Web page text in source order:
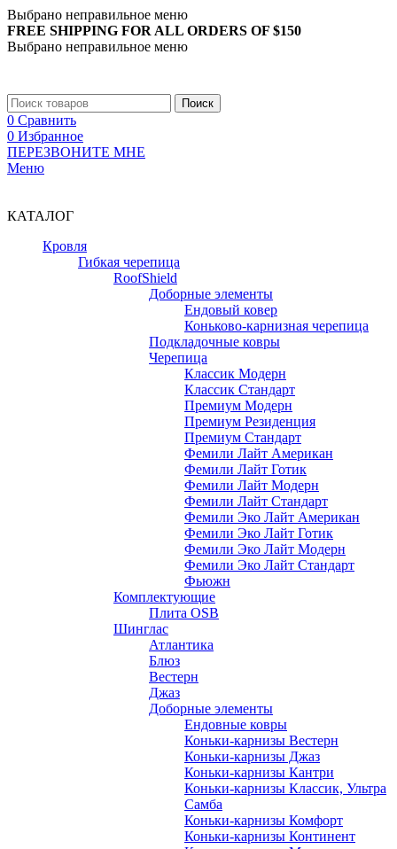
Выбрано неправильное меню
FREE SHIPPING FOR ALL ORDERS OF $150
Выбрано неправильное меню
Поиск
0 Сравнить
0 Избранное
ПЕРЕЗВОНИТЕ МНЕ
Меню
КАТАЛОГ
Кровля
Гибкая черепица
RoofShield
Доборные элементы
Ендовый ковер
Коньково-карнизная черепица
Подкладочные ковры
Черепица
Классик Модерн
Классик Стандарт
Премиум Модерн
Премиум Резиденция
Премиум Стандарт
Фемили Лайт Американ
Фемили Лайт Готик
Фемили Лайт Модерн
Фемили Лайт Стандарт
Фемили Эко Лайт Американ
Фемили Эко Лайт Готик
Фемили Эко Лайт Модерн
Фемили Эко Лайт Стандарт
Фьюжн
Комплектующие
Плита OSB
Шинглас
Атлантика
Блюз
Вестерн
Джаз
Доборные элементы
Ендовные ковры
Коньки-карнизы Вестерн
Коньки-карнизы Джаз
Коньки-карнизы Кантри
Коньки-карнизы Классик, Ультра
Самба
Коньки-карнизы Комфорт
Коньки-карнизы Континент